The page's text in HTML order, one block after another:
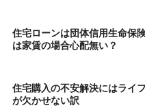
住宅ローンは団体信用生命保
は家賃の場合心配無い？
住宅購入の不安解決にはライ
が欠かせない訳